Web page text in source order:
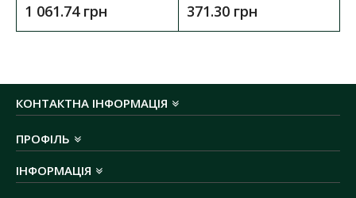
1 061.74 грн 371.30 грн
КОНТАКТНА ІНФОРМАЦІЯ
ПРОФІЛЬ
ІНФОРМАЦІЯ